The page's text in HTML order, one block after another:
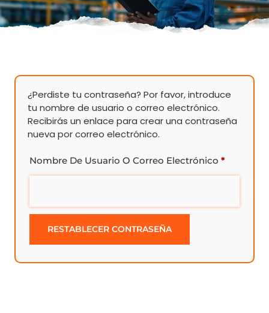
¿Perdiste tu contraseña? Por favor, introduce
tu nombre de usuario o correo electrónico.
Recibirás un enlace para crear una contraseña
nueva por correo electrónico.
Nombre De Usuario O Correo Electrónico *
RESTABLECER CONTRASEÑA